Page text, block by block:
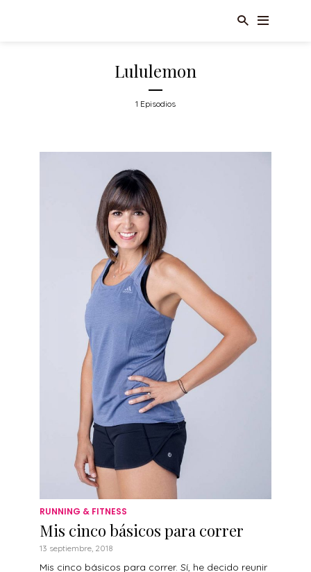
Lululemon
1 Episodios
RUNNING & FITNESS
Mis cinco básicos para correr
13 septiembre, 2018
Mis cinco básicos para correr. Sí, he decido reunir